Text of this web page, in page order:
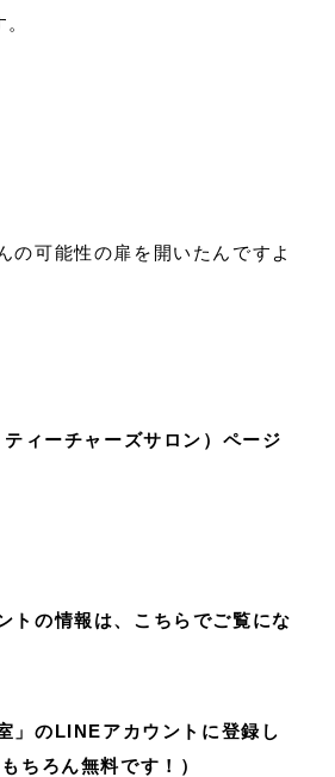
の可能性の扉を開いたんですよ
ティーチャーズサロン）ページ
トの情報は、こちらでご覧にな
」のLINEアカウントに登録し
ちろん無料です！）